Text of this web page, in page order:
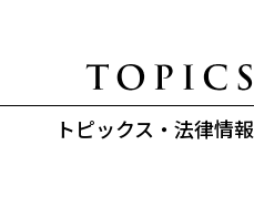
トピックス・法律情報